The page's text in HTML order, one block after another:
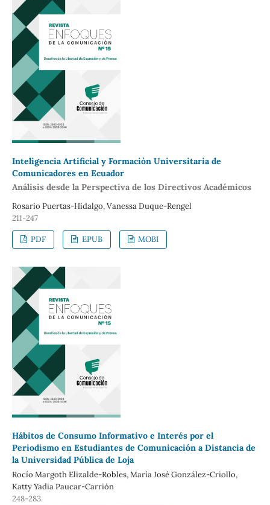
Inteligencia Artificial y Formación Universitaria de
Comunicadores en Ecuador
Análisis desde la Perspectiva de los Directivos Académicos
Rosario Puertas-Hidalgo, Vanessa Duque-Rengel
211-247
PDF EPUB MOBI
Hábitos de Consumo Informativo e Interés por el
Periodismo en Estudiantes de Comunicación a Distancia de
la Universidad Pública de Loja
Rocío Margoth Elizalde-Robles, María José González-Criollo,
Katty Yadia Paucar-Carrión
248-283